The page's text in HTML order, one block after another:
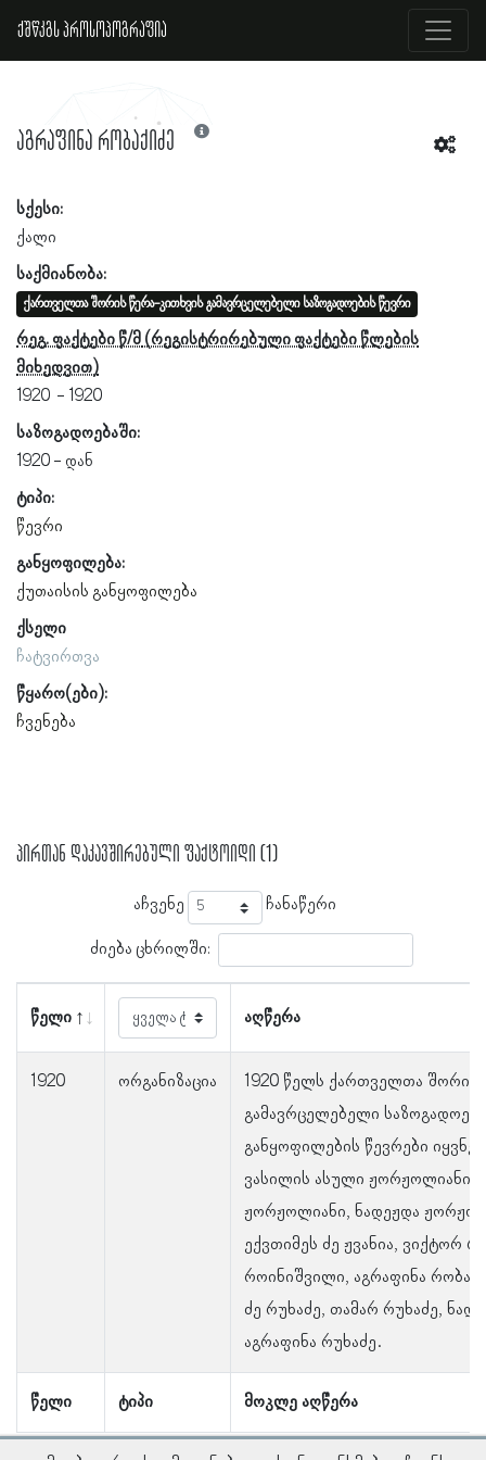
ქშწკგს პროსოპოგრაფია
აგრაფინა რობაქიძე
სქესი:
ქალი
საქმიანობა:
ქართველთა შორის წერა-კითხვის გამავრცელებელი საზოგადოების წევრი
რეგ. ფაქტები წ/მ
1920
1920
საზოგადოებაში:
1920
ტიპი:
წევრი
განყოფილება:
ქუთაისის განყოფილება
ქსელი
ჩატვირთვა
წყარო(ები):
ჩვენება
პირთან დაკავშირებული ფაქტოიდი (1)
აჩვენე ჩანაწერი
ძიება ცხრილში:
წელი აღწერა
წელი ტიპი მოკლე აღწერა
1920 ორგანიზაცია
1920 წელს ქართველთა შორის
გამავრცელებელი
განყოფილების წევრები
ვასილის ასული ჟორჟოლიანი,
ჟორჟოლიანი, ნადეჟდა
ექვთიმეს ძე ჟვანია, ვიქტორ
როინიშვილი, აგრაფინა
ძე რუხაძე, თამარ რუხაძე,
აგრაფინა რუხაძე.